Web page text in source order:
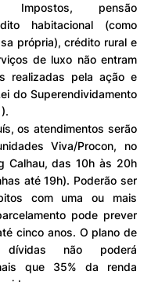
Impostos, pensão
habitacional (como
própria), crédito rural e
de luxo não entram
realizadas pela ação e
do Superendividamento
Viva/Procon, no
Calhau, das 10h às 20h
até 19h). Poderão ser
com uma ou mais
pode prever
cinco anos. O plano de
não poderá
que 35% da renda